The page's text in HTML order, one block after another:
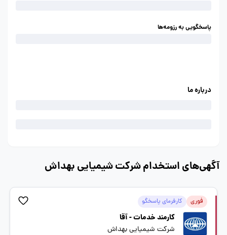
پاسخگویی به رزومه‌ها
درباره ما
آگهی‌های استخدام شرکت شیمیایی بهداش
فوری کارفرمای پاسخگو
کارمند خدمات - آقا
شرکت شیمیایی بهداش